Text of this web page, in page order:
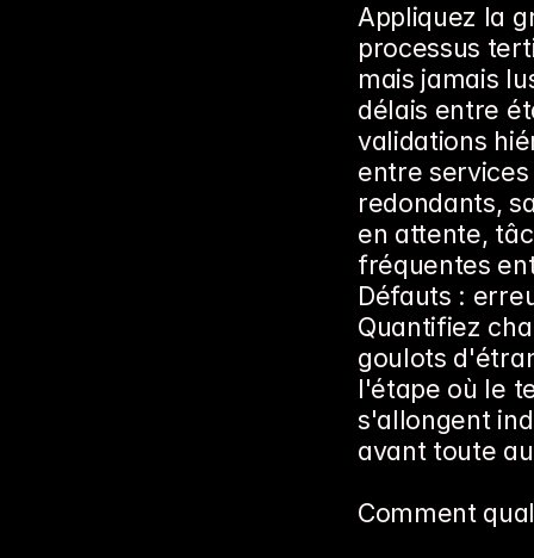
Appliquez la
processus
mais jamais
délais entre
validations
entre
redondants,
en attente,
fréquentes
Défauts :
Quantifiez
goulots
l'étape où le
s'allongent
avant toute
Comment